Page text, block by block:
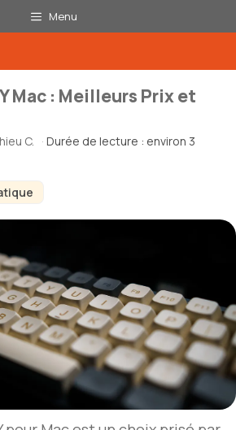
Menu
Mac : Meilleurs Prix et
C. · Durée de lecture : environ 3